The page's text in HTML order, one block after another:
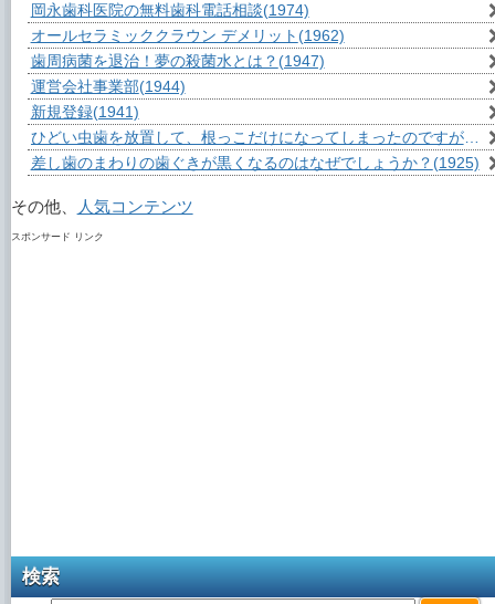
岡永歯科医院の無料歯科電話相談(1974)
オールセラミッククラウン デメリット (1962)
歯周病菌を退治！夢の殺菌水とは？ (1947)
運営会社事業部(1944)
新規登録(1941)
ひどい虫歯を放置して、根っこだけになってしまったのですが？
差し歯のまわりの歯ぐきが黒くなるのはなぜでしょうか？ (1925)
その他、 人気コンテンツ
スポンサード リンク
検索